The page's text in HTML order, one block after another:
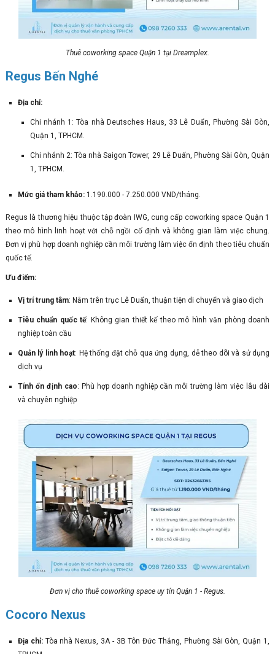
Thuê coworking space Quận 1 tại Dreamplex.
Regus Bến Nghé
Địa chỉ:
Chi nhánh 1: Tòa nhà Deutsches Haus, 33 Lê Duẩn, Phường Sài Gòn,
Quận 1, TPHCM.
Chi nhánh 2: Tòa nhà Saigon Tower, 29 Lê Duẩn, Phường Sài Gòn, Quận
1, TPHCM.
Mức giá tham khảo:1.190.000 - 7.250.000 VND/tháng.
Regus là thương hiệu thuộc tập đoàn IWG, cung cấp coworking space Quận 1
theo mô hình linh hoạt với chỗ ngồi cố định và không gian làm việc chung.
Đơn vị phù hợp doanh nghiệp cần môi trường làm việc ổn định theo tiêu chuẩn
quốc tế.
Ưu điểm:
Vị trí trung tâm: Nằm trên trục Lê Duẩn, thuận tiện di chuyển và giao dịch
Tiêu chuẩn quốc tế: Không gian thiết kế theo mô hình văn phòng doanh
nghiệp toàn cầu
Quản lý linh hoạt: Hệ thống đặt chỗ qua ứng dụng, dễ theo dõi và sử dụng
dịch vụ
Tính ổn định cao: Phù hợp doanh nghiệp cần môi trường làm việc lâu dài
và chuyên nghiệp
Đơn vị cho thuê coworking space uy tín Quận 1 - Regus.
Cocoro Nexus
Địa chỉ:Tòa nhà Nexus, 3A - 3B Tôn Đức Thắng, Phường Sài Gòn, Quận 1,